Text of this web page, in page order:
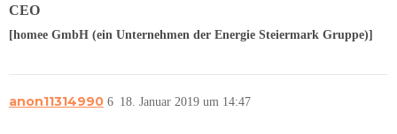
CEO
[homee GmbH (ein Unternehmen der Energie Steiermark Gruppe)]
anon11314990 18. Januar 2019 um 14:47
6